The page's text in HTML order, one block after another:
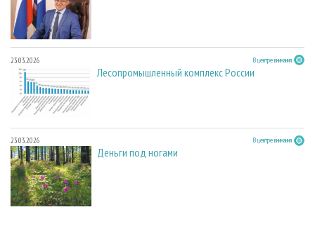
23.03.2026 В центре внимания
Лесопромышленный комплекс России
23.03.2026 В центре внимания
Деньги под ногами